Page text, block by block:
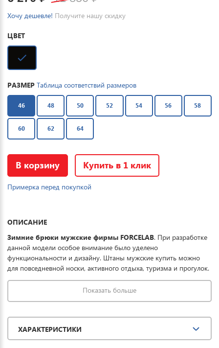
Хочу дешевле! Получите нашу скидку
ЦВЕТ
РАЗМЕР Таблица соответствий размеров
46 48 50 52 54 56 58
60 62 64
В корзину Купить в 1 клик
Примерка перед покупкой
ОПИСАНИЕ
Зимние брюки мужские фирмы FORCELAB. При разработке
данной модели особое внимание было уделено
функциональности и дизайну. Штаны мужские купить можно
для повседневной носки, активного отдыха, туризма и прогулок.
Показать больше
ХАРАКТЕРИСТИКИ